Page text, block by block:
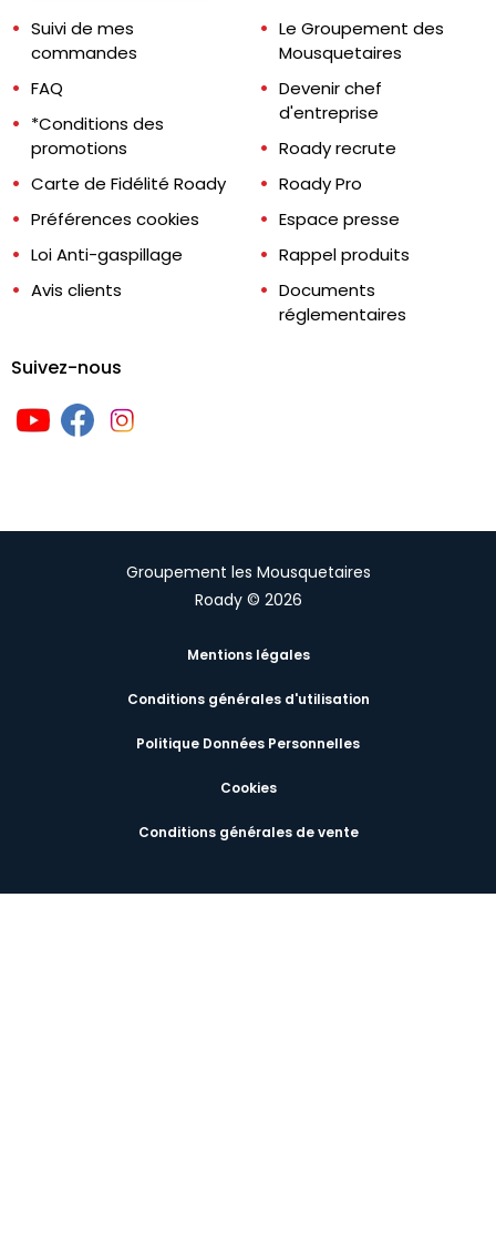
Suivi de mes
commandes
FAQ
*Conditions des
promotions
Carte de Fidélité Roady
Préférences cookies
Loi Anti-gaspillage
Avis clients
Le Groupement des
Mousquetaires
Devenir chef
d'entreprise
Roady recrute
Roady Pro
Espace presse
Rappel produits
Documents
réglementaires
Suivez-nous
Groupement les Mousquetaires
Roady © 2026
Mentions légales
Conditions générales d'utilisation
Politique Données Personnelles
Cookies
Conditions générales de vente